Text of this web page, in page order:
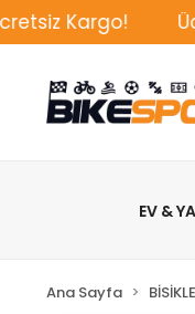
Kargo!
EV &
Ana Sayfa